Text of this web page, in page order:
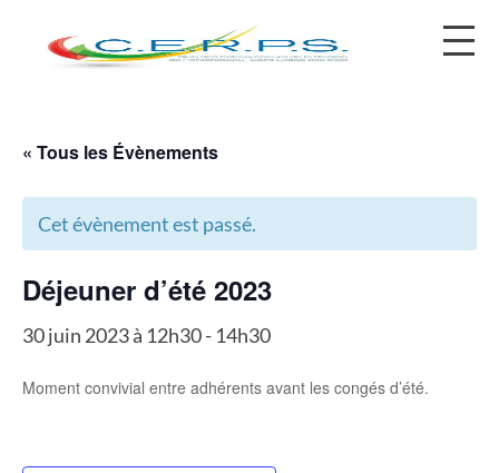
« Tous les Évènements
Cet évènement est passé.
Déjeuner d’été 2023
30 juin 2023 à 12h30- 14h30
Moment convivial entre adhérents avant les congés d’été.